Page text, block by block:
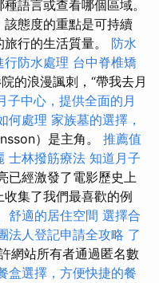
語言或查看哪個區域。
態度的重點是可持續
行的生活質量。 防水
行防水處理 台中脊椎矯
的浪漫諷刺，“帶我去月
子中心，提供全面的月
何處理 家族墓的選擇，
）是主角。 推薦值
士林撥筋療法 知道月子
已經激發了電影歷史上
集了我們最喜歡的例
舒適的居住空間 選擇合
法人登記申請全攻略 了
網站所有者通過匿名數
盒選擇，方便快捷的餐